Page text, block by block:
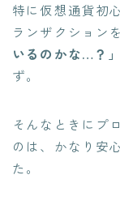
特に仮想通貨初
ランザクション
いるのかな…？」
ず。
そんなときにプ
のは、かなり安
た。